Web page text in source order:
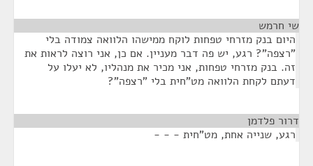
שי חרמש
היום בנק מזרחי טפחות לוקח ממישהו הלוואה צמודה בלי
"רצפה"? רגע, יש פה דבר מעניין. אם כן, אני רוצה לראות את
זה. בנק מזרחי טפחות, אני מכיר את מנהליו, לא יעלו על
דעתם לקחת הלוואה מט"חית בלי "רצפה"?
דרור פלדמן
רגע, שנייה אחת, מט"חית - - -